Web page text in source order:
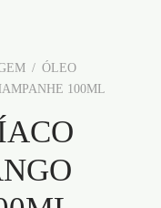
/ ÓLEO
100ML